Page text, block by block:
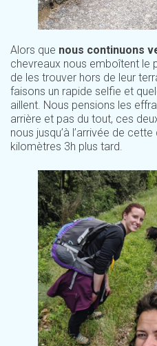
Alors que nous continuons
chevreaux nous emboîtent le
de les trouver hors de leur
faisons un rapide selfie et
aillent. Nous pensions les
arrière et pas du tout, ces
nous jusqu’à l’arrivée de
kilomètres 3h plus tard.